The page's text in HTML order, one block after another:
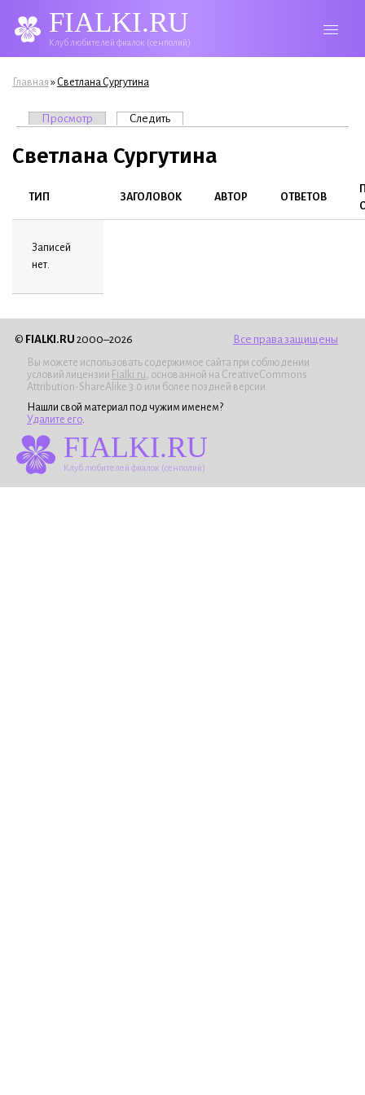
FIALKI.RU
Клуб любителей фиалок (сенполий)
Вы здесь
Главная » Светлана Сургутина
Главные вкладки
Просмотр Следить(активная вкладка)
Светлана Сургутина
ТИП ЗАГОЛОВОК АВТОР ОТВЕТОВ
Записей
нет.
© FIALKI.RU 2000–2026 Все права защищены
Вы можете использовать содержимое сайта при соблюдении
условий лицензии Fialki.ru , основанной на CreativeCommons
Attribution-ShareAlike 3.0 или более поздней версии.
Нашли свой материал под чужим именем?
Удалите его
FIALKI.RU
Клуб любителей фиалок (сенполий)